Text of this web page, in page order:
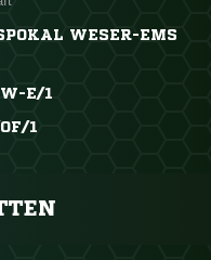
WESER-EMS
E/1
1